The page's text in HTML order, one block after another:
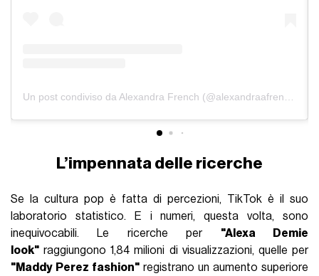
L’impennata delle ricerche
Se la cultura pop è fatta di percezioni, TikTok è il suo
laboratorio statistico. E i numeri, questa volta, sono
inequivocabili. Le ricerche per "Alexa Demie
look" raggiungono 1,84 milioni di visualizzazioni, quelle per
"Maddy Perez fashion" registrano un aumento superiore